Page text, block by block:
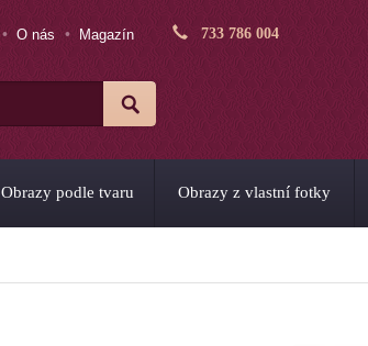
O nás
Magazín
733 786 004
Obrazy podle tvaru Obrazy z vlastní fotky